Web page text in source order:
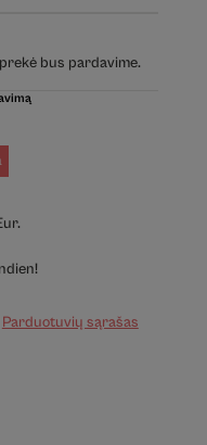
bus pardavime.
Parduotuvių sąrašas